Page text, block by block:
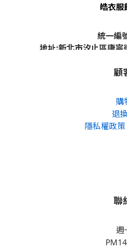
皓衣服
統一編
地址:新北市汐止區康
顧
購
退
隱私權政
聯
週